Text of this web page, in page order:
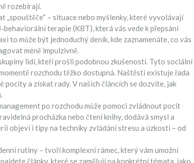
rozebírají.
– situace nebo myšlenky, které vyvolávají
terapie (KBT), která vás vede k přepsání
to může být jednoduchý deník, kde zaznamenáte, co vás
méně impulzivně.
lidí, kteří prošli podobnou zkušeností. Tyto sociální
rozchodu těžko dostupná. Naštěstí existuje řada
pocity a získat rady. V našich článcích se dozvíte, jak
po rozchodu může pomoci zvládnout pocit
procházka nebo čtení knihy, dodává smysl a
objeví i tipy na techniky zvládání stresu a úzkosti – od
rutiny – tvoří komplexní rámec, který vám umožní
články, které se zaměřují na konkrétní témata, jako